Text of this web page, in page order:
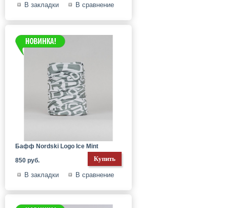
В закладки В сравнение
Бафф Nordski Logo Ice Mint
850 руб.
В закладки В сравнение